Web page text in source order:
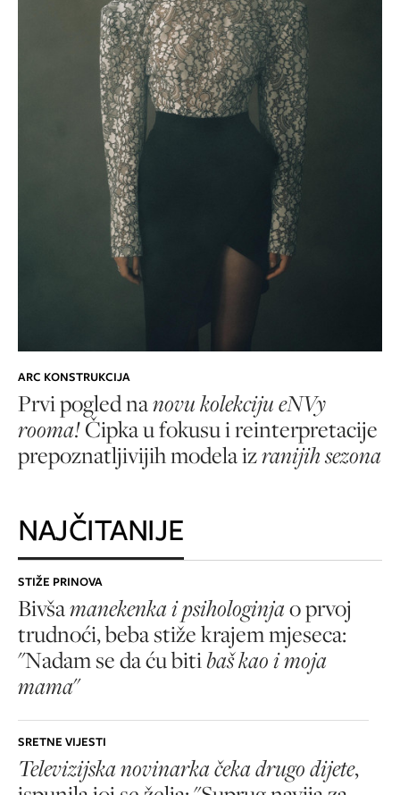
ARC KONSTRUKCIJA
Prvi pogled nanovu kolekciju eNVy
rooma!Čipka u fokusu i reinterpretacije
prepoznatljivijih modela izranijih sezona
NAJČITANIJE
STIŽE PRINOVA
Bivšamanekenka i psihologinjao prvoj
trudnoći, beba stiže krajem mjeseca:
"Nadam se da ću bitibaš kao i moja
mama"
SRETNE VIJESTI
Televizijska novinarka čeka drugo dijete,